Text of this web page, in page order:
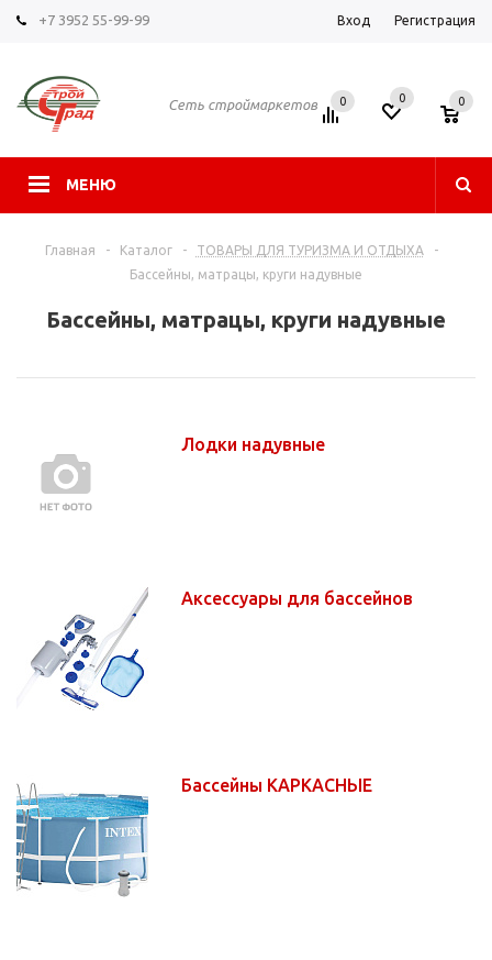
+7 3952 55-99-99 Вход Регистрация
Сеть строймаркетов
МЕНЮ
0 0 0
Главная - Каталог - ТОВАРЫ ДЛЯ ТУРИЗМА И ОТДЫХА
-
Бассейны, матрацы, круги надувные
Бассейны, матрацы, круги надувные
Лодки надувные
Аксессуары для бассейнов
Бассейны КАРКАСНЫЕ